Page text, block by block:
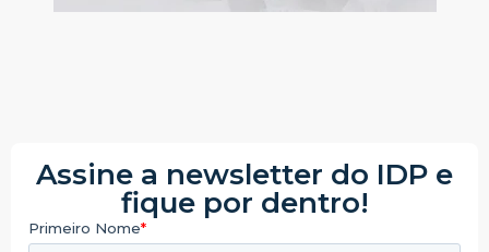
Assine a newsletter do IDP e
fique por dentro!